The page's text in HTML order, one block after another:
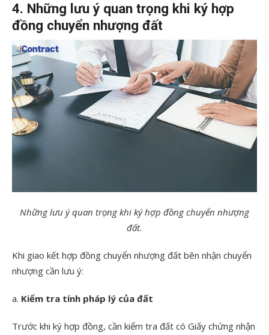
4. Những lưu ý quan trọng khi ký hợp
đồng chuyển nhượng đất
Những lưu ý quan trọng khi ký hợp đồng chuyển nhượng
đất.
Khi giao kết hợp đồng chuyển nhượng đất bên nhận chuyển
nhượng cần lưu ý:
a. Kiểm tra tính pháp lý của đất
Trước khi ký hợp đồng, cần kiểm tra đất có Giấy chứng nhận